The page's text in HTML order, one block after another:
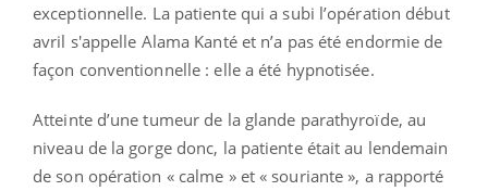
exceptionnelle. La patiente qui a subi l’opération début
avril s'appelle Alama Kanté et n’a pas été endormie de
façon conventionnelle : elle a été hypnotisée.
Atteinte d’une tumeur de la glande parathyroïde, au
niveau de la gorge donc, la patiente était au lendemain
de son opération « calme » et « souriante », a rapporté